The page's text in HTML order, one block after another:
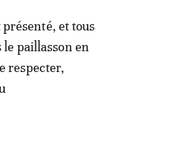
et tous
paillasson en
respecter,